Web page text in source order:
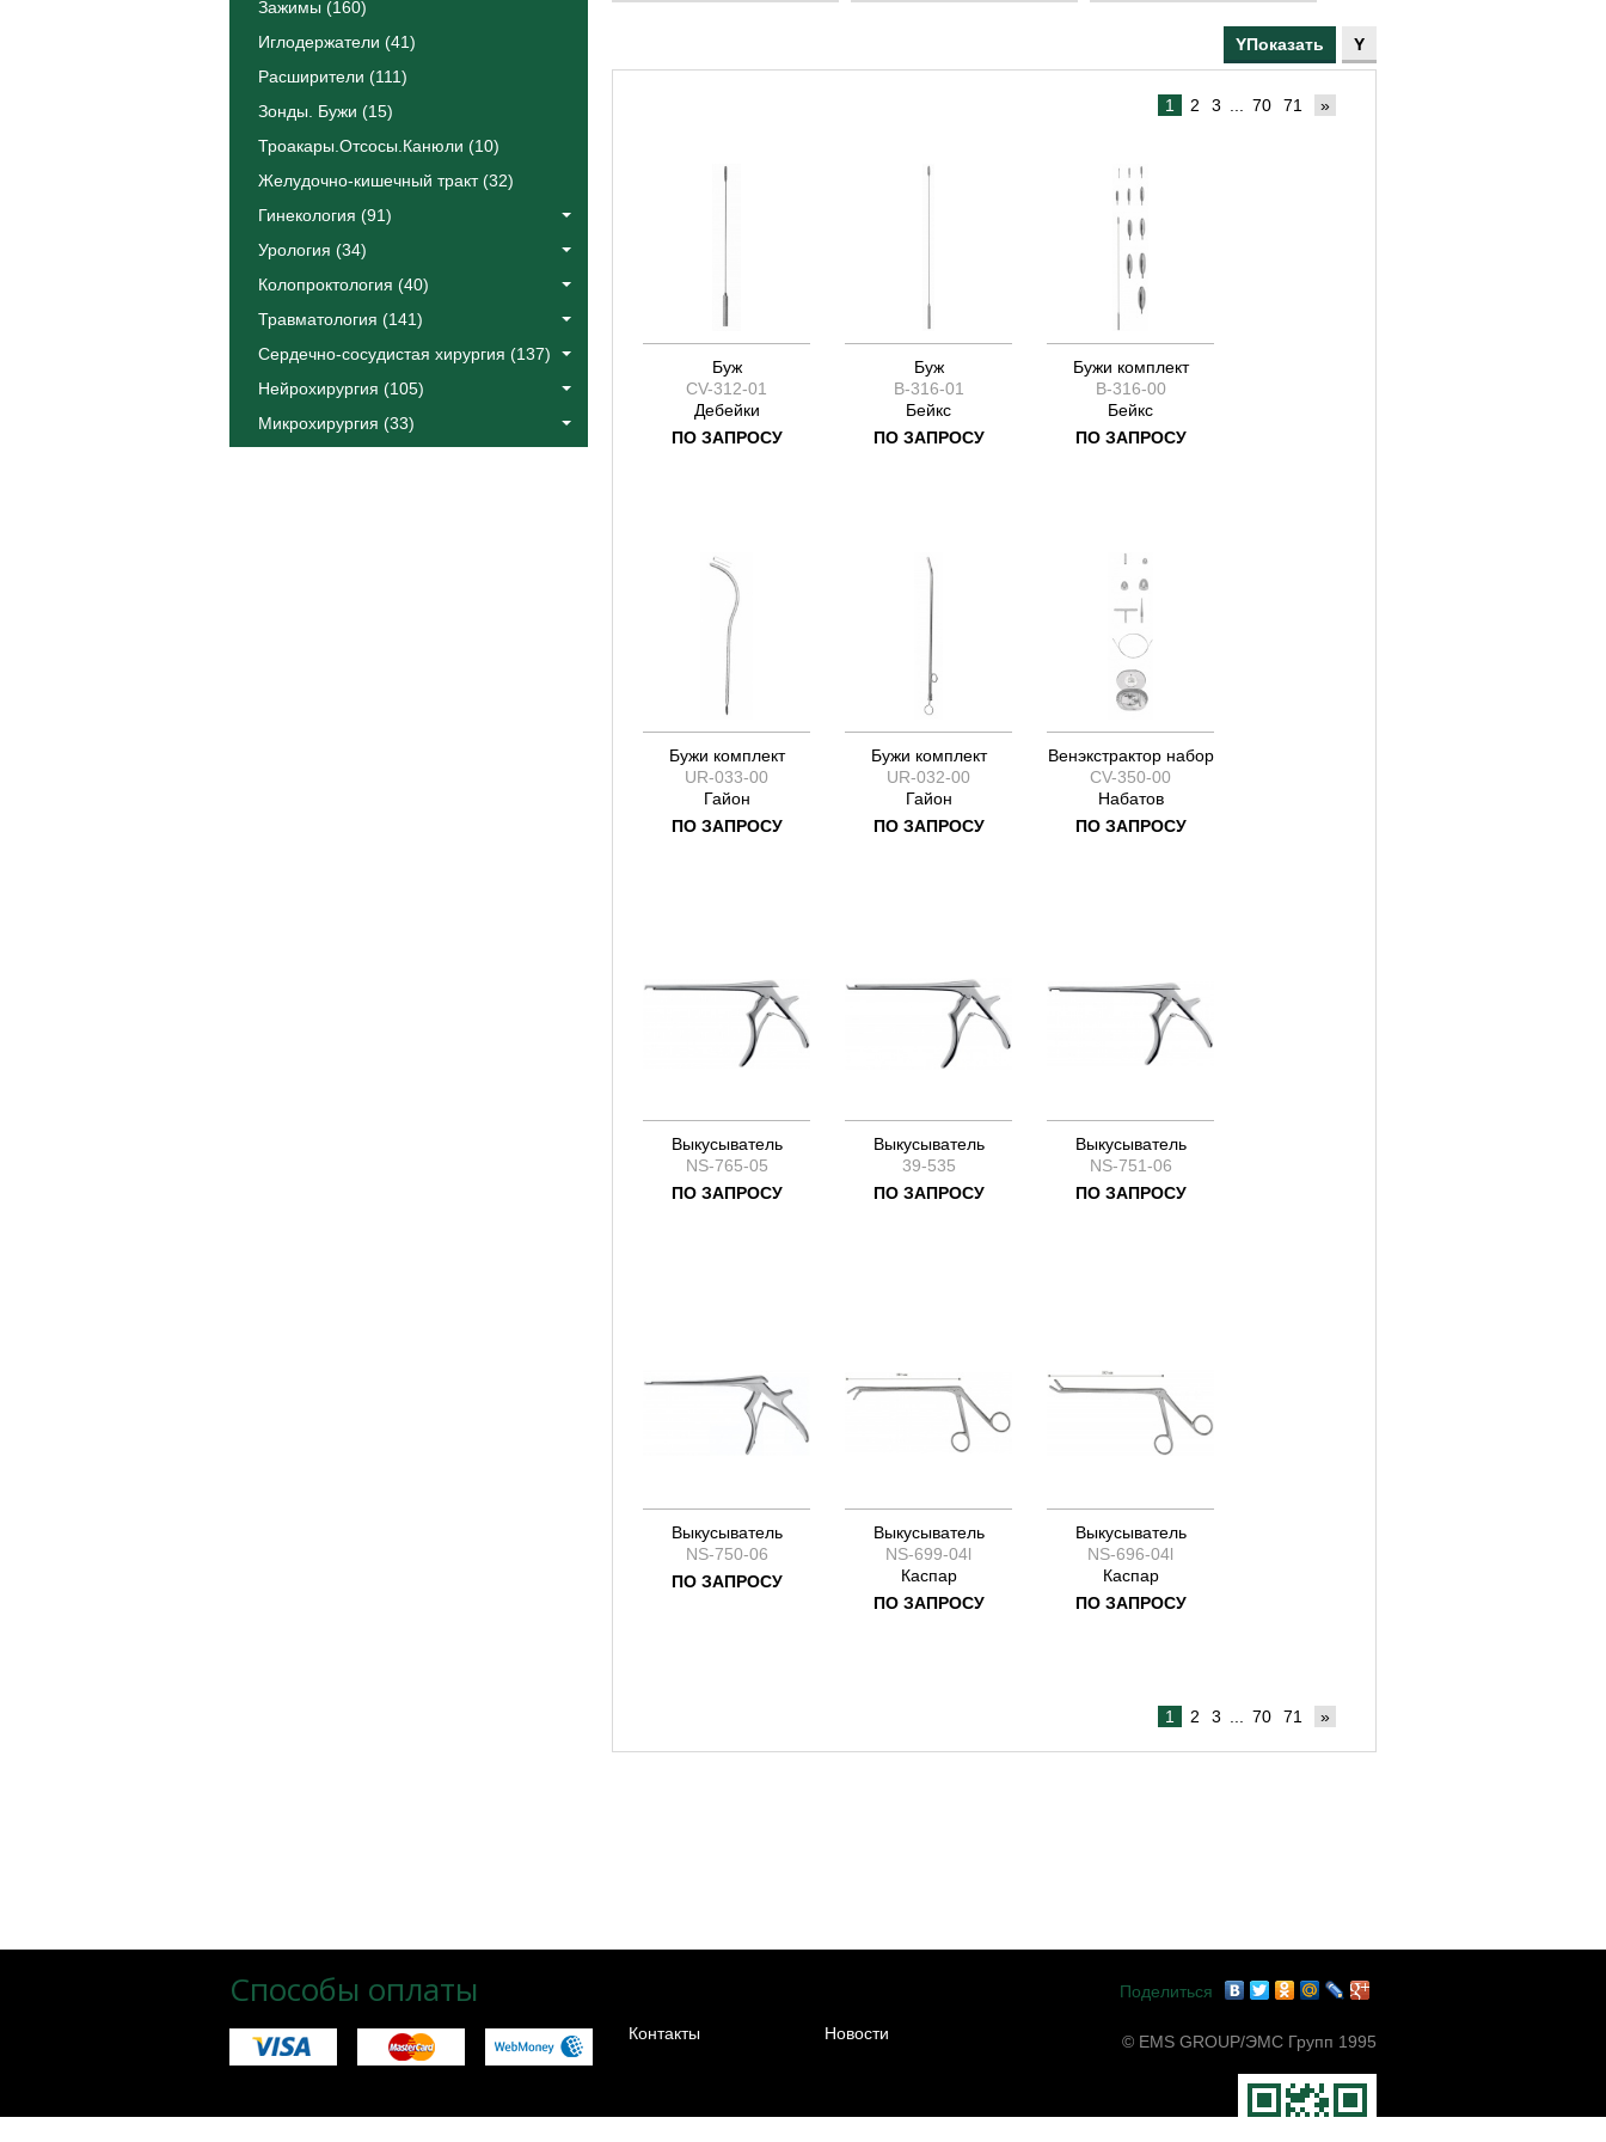
Зажимы (160)
Иглодержатели (41)
Расширители (111)
Зонды. Бужи (15)
Троакары.Отсосы.Канюли (10)
Желудочно-кишечный тракт (32)
Гинекология (91)
Урология (34)
Колопроктология (40)
Травматология (141)
Сердечно-сосудистая хирургия (137)
Нейрохирургия (105)
Микрохирургия (33)
Катлин
Catlin
Toennis
Yasargil
160
175
200
205
210
215
230
250
270
1 2 3 70 71 »
Буж
CV-312-01
Дебейки
ПО ЗАПРОСУ
Буж
B-316-01
Бейкс
ПО ЗАПРОСУ
Бужи комплект
B-316-00
Бейкс
ПО ЗАПРОСУ
Бужи комплект
UR-033-00
Гайон
ПО ЗАПРОСУ
Бужи комплект
UR-032-00
Гайон
ПО ЗАПРОСУ
Венэкстрактор набор
CV-350-00
Набатов
ПО ЗАПРОСУ
Выкусыватель
NS-765-05
ПО ЗАПРОСУ
Выкусыватель
39-535
ПО ЗАПРОСУ
Выкусыватель
NS-751-06
ПО ЗАПРОСУ
Выкусыватель
NS-750-06
ПО ЗАПРОСУ
Выкусыватель
NS-699-04l
Каспар
ПО ЗАПРОСУ
Выкусыватель
NS-696-04l
Каспар
ПО ЗАПРОСУ
1 2 3 70 71 »
Способы оплаты
Контакты Новости
Поделиться
© EMS GROUP/ЭМС Групп 1995